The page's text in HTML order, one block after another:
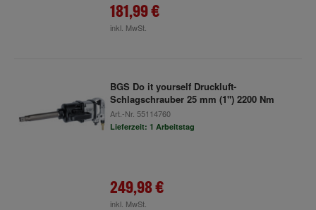
181,99 €
inkl. MwSt.
BGS Do it yourself Druckluft-
Schlagschrauber 25 mm (1") 2200 Nm
Art.-Nr. 55114760
Lieferzeit: 1 Arbeitstag
249,98 €
inkl. MwSt.